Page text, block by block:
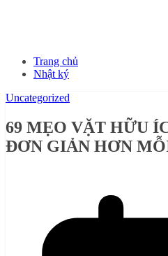
Trang chủ
Nhật ký
Uncategorized
69 MẸO VẶT HỮU
ĐƠN GIẢN HƠN